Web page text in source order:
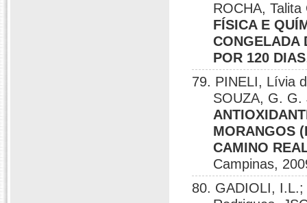
ROCHA,
FÍSICA E
CONGELADA
POR 120 DIAS
79. PINELI, Lívia
SOUZA, G.
MORANGOS
CAMINO
Campinas,
80. GADIOLI,